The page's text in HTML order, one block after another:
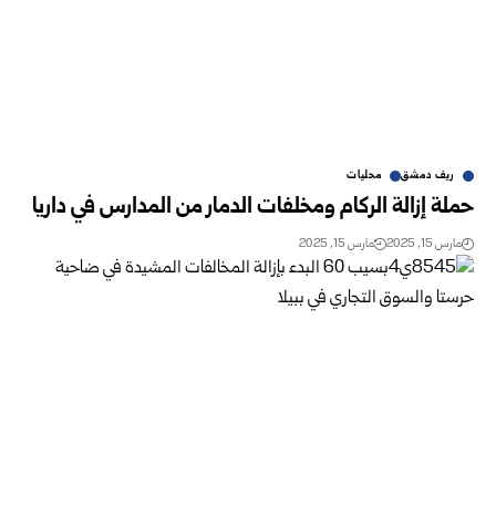
ريف دمشق محليات
حملة إزالة الركام ومخلفات الدمار من المدارس في داريا
مارس 15, 2025 مارس 15, 2025